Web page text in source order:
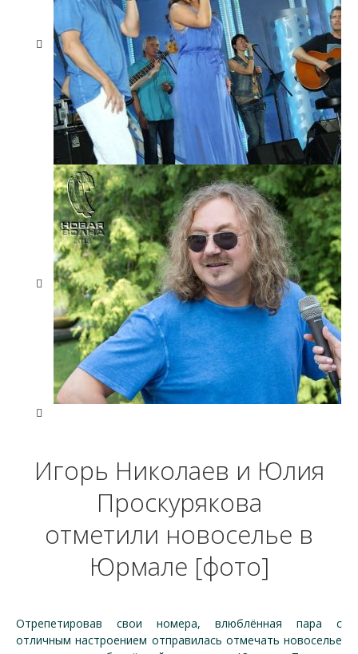
Игорь Николаев и Юлия
Проскурякова
отметили новоселье в
Юрмале [фото]
Отрепетировав свои номера, влюблённая пара с
отличным настроением отправилась отмечать новоселье